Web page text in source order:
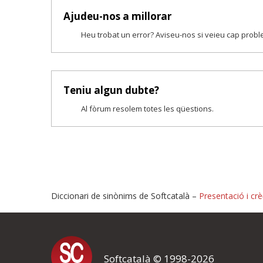
Ajudeu-nos a millorar
Heu trobat un error? Aviseu-nos si veieu cap
Teniu algun dubte?
Al fòrum resolem totes les qüestions.
Proposeu-nos millores
Diccionari de sinònims de Softcatalà – Presentació i
Softcatalà © 1998-2026